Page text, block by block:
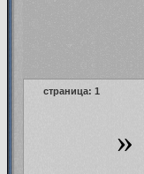
страница: 1
»